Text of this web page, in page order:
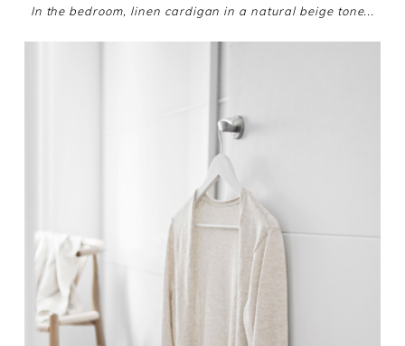
In the bedroom, linen cardigan in a natural beige tone...